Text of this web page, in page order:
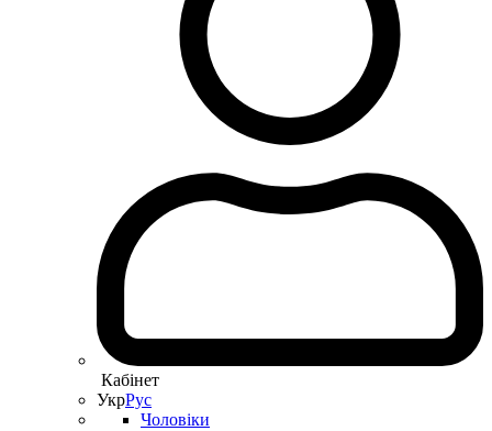
Кабінет
УкрРус
Чоловіки